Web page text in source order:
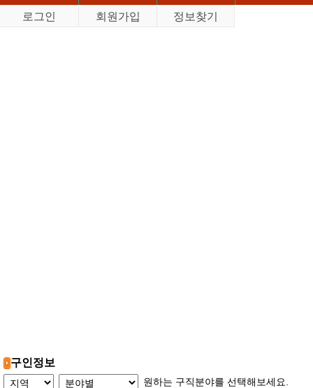
로그인
회원가입 정보찾기
구인정보
원하는 구직분야를 선택해보세요.